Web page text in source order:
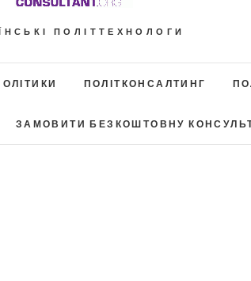
ПОЛІТТЕХНОЛОГИ
ПОЛІТКОНСАЛТИНГ
ЗАМОВИТИ БЕЗКОШТОВНУ